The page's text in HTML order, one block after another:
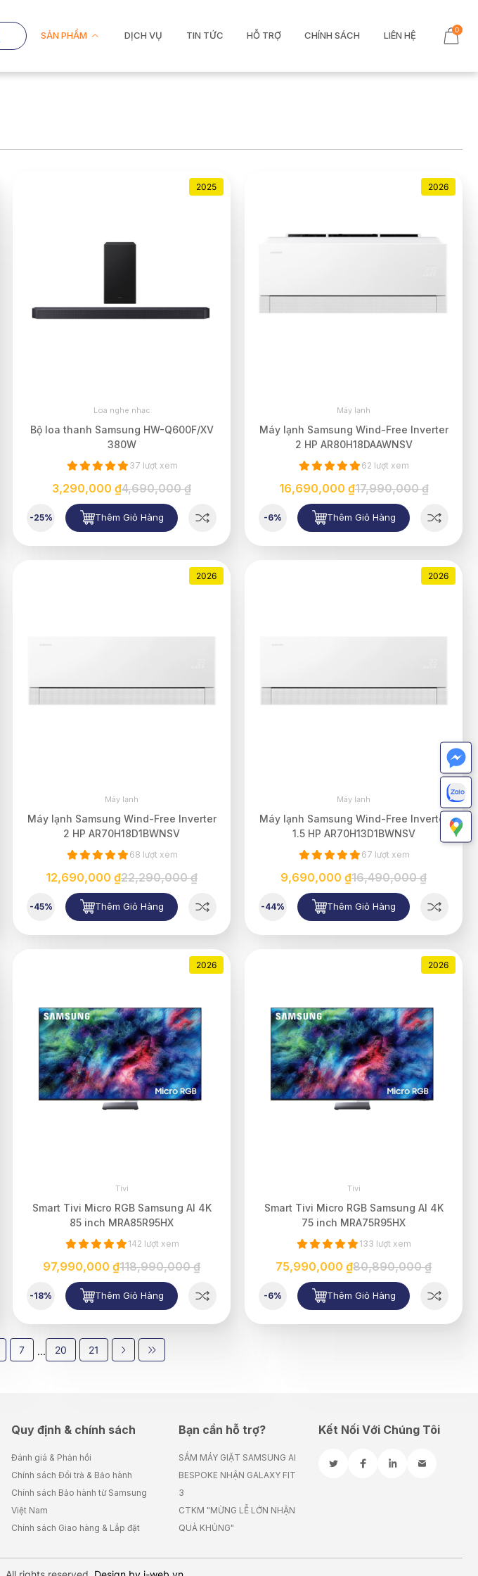
SẢN PHẨM DỊCH VỤ TIN TỨC HỖ TRỢ CHÍNH SÁCH LIÊN HỆ 0
2025
Loa nghe nhạc
Bộ loa thanh Samsung HW-Q600F/XV
380W
37 lượt xem
3,290,000 ₫4,690,000 ₫
-25% Thêm Giỏ Hàng
2026
Máy lạnh
Máy lạnh Samsung Wind-Free Inverter
2 HP AR80H18DAAWNSV
62 lượt xem
16,690,000 ₫17,990,000 ₫
-6% Thêm Giỏ Hàng
2026
Máy lạnh
Máy lạnh Samsung Wind-Free Inverter
2 HP AR70H18D1BWNSV
68 lượt xem
12,690,000 ₫22,290,000 ₫
-45% Thêm Giỏ Hàng
2026
Máy lạnh
Máy lạnh Samsung Wind-Free Inverter
1.5 HP AR70H13D1BWNSV
67 lượt xem
9,690,000 ₫16,490,000 ₫
-44% Thêm Giỏ Hàng
2026
Tivi
Smart Tivi Micro RGB Samsung AI 4K
85 inch MRA85R95HX
142 lượt xem
97,990,000 ₫118,990,000 ₫
-18% Thêm Giỏ Hàng
2026
Tivi
Smart Tivi Micro RGB Samsung AI 4K
75 inch MRA75R95HX
133 lượt xem
75,990,000 ₫80,890,000 ₫
-6% Thêm Giỏ Hàng
7 ... 20 21
Quy định & chính sách
Đánh giá & Phản hồi
Chính sách Đổi trả & Bảo hành
Chính sách Bảo hành từ Samsung
Việt Nam
Chính sách Giao hàng & Lắp đặt
Bạn cần hỗ trợ?
SẮM MÁY GIẶT SAMSUNG AI
BESPOKE NHẬN GALAXY FIT
3
CTKM "MỪNG LỄ LỚN NHẬN
QUÀ KHỦNG"
Kết Nối Với Chúng Tôi